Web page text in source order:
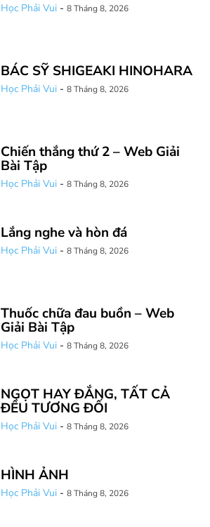
Học Phải Vui - 8 Tháng 8, 2026
BÁC SỸ SHIGEAKI HINOHARA
Học Phải Vui - 8 Tháng 8, 2026
Chiến thắng thứ 2 – Web Giải
Bài Tập
Học Phải Vui - 8 Tháng 8, 2026
Lắng nghe và hòn đá
Học Phải Vui - 8 Tháng 8, 2026
Thuốc chữa đau buồn – Web
Giải Bài Tập
Học Phải Vui - 8 Tháng 8, 2026
NGỌT HAY ĐẮNG, TẤT CẢ
ĐỀU TƯƠNG ĐỐI
Học Phải Vui - 8 Tháng 8, 2026
HÌNH ẢNH
Học Phải Vui - 8 Tháng 8, 2026